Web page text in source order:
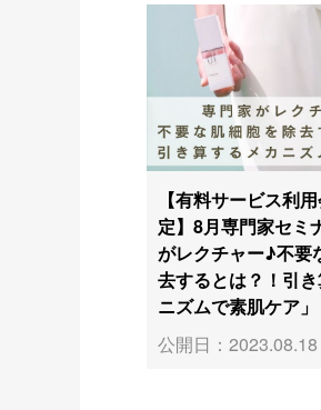
【有料サービス利
定】8月専門家セミ
がレクチャー♪不要
去するとは？！引
ニズムで素肌ケア」
公開日：2023.08.18